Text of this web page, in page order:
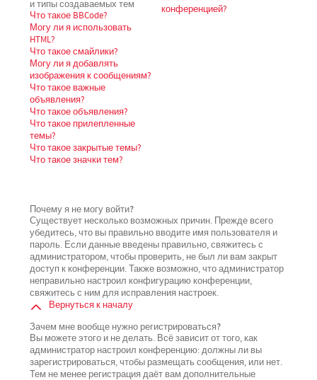
и типы создаваемых тем
Что такое BBCode?
Могу ли я использовать
HTML?
Что такое смайлики?
Могу ли я добавлять
изображения к сообщениям?
Что такое важные
объявления?
Что такое объявления?
Что такое прилепленные
темы?
Что такое закрытые темы?
Что такое значки тем?
конференцией?
Почему я не могу войти?
Существует несколько возможных причин. Прежде всего
убедитесь, что вы правильно вводите имя пользователя и
пароль. Если данные введены правильно, свяжитесь с
администратором, чтобы проверить, не был ли вам закрыт
доступ к конференции. Также возможно, что администратор
неправильно настроил конфигурацию конференции,
свяжитесь с ним для исправления настроек.
Вернуться к началу
Зачем мне вообще нужно регистрироваться?
Вы можете этого и не делать. Всё зависит от того, как
администратор настроил конференцию: должны ли вы
зарегистрироваться, чтобы размещать сообщения, или нет.
Тем не менее регистрация даёт вам дополнительные